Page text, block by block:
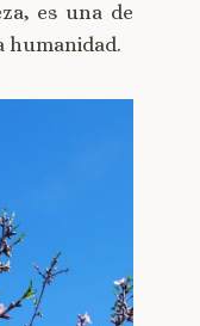
es una de
humanidad.